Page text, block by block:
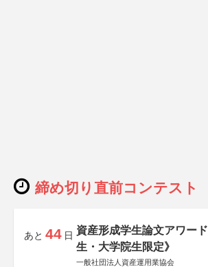
締め切り直前コンテスト
あと 44 日 資産形成学生論文アワー
生・大学院生限定》
一般社団法人資産運用業協会